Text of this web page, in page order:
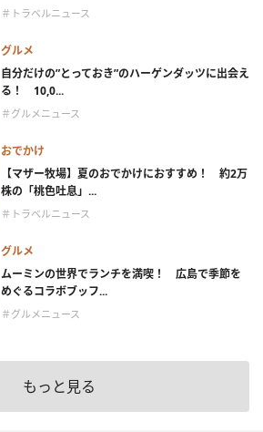
＃トラベルニュース
グルメ
自分だけの”とっておき”のハーゲンダッツに出会え
る！ 10,0...
＃グルメニュース
おでかけ
【マザー牧場】夏のおでかけにおすすめ！ 約2万
株の「桃色吐息」...
＃トラベルニュース
グルメ
ムーミンの世界でランチを満喫！ 広島で季節を
めぐるコラボブッフ...
＃グルメニュース
もっと見る